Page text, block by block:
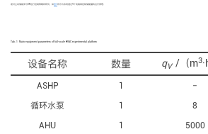
是对主动储能参与DR运行控制策略的研究，如图3 所示为系统通过4个电磁阀控制储能罐的运行原理.
Tab. 1 Main equipment parameters of full-scale HVAC experimental platform
设备名称 数量 qV /（m3
ASHP 1 −
循环水泵
1 8
AHU
1 5000